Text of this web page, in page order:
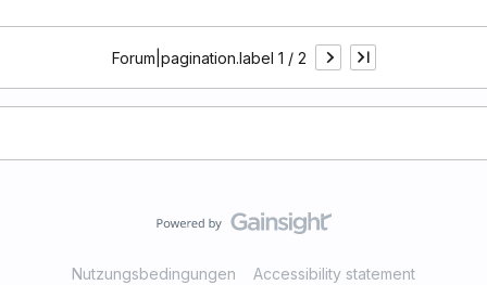
Forum|pagination.label 1 / 2
Nutzungsbedingungen Accessibility statement